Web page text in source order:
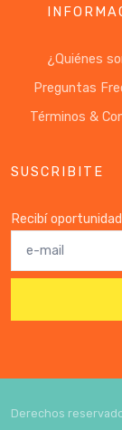
¿Quiénes
Preguntas
Términos &
SUSCRIBITE
Recibí
Derechos